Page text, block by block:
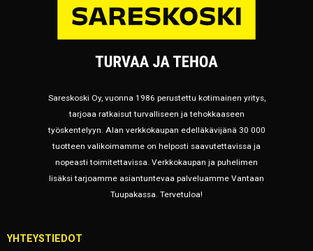
Sareskoski Oy, vuonna 1986 perustettu kotimainen yritys,
tarjoaa ratkaisut turvalliseen ja tehokkaaseen
työskentelyyn. Alan verkkokaupan edelläkävijänä 30 000
tuotteen valikoimamme on helposti saavutettavissa ja
nopeasti toimitettavissa. Verkkokaupan ja puhelimen
lisäksi tarjoamme asiantuntevaa palveluamme Vantaan
Tuupakassa. Tervetuloa!
YHTEYSTIEDOT